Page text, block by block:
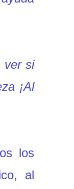
ver si
¡Al
los
al